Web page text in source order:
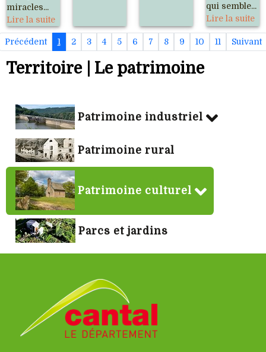
miracles...
Lire la suite
qui semble...
Lire la suite
Précédent 1 2 3 4 5 6 7 8 9 10 11 Suivant
Territoire | Le patrimoine
Patrimoine industriel
Patrimoine rural
Patrimoine culturel
Parcs et jardins